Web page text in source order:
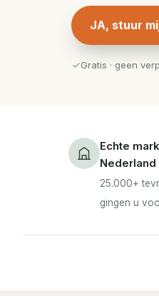
JA, stuur
Gratis · geen
Echte
Nederland
25.000+
gingen u